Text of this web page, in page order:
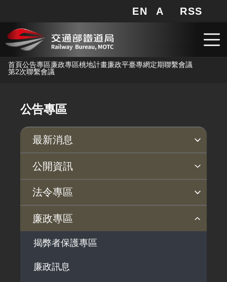
跳到主要內容
網站地圖
EN A 局長信箱
RSS
首頁公告專區廉政專區桃地計畫廉政平臺專網定期聯繫會議
第2次聯繫會議
公告專區
最新消息
新聞稿
公聽會
公告事項
公開資訊
主動公開政府資訊專區
法律及法規命令
解釋性規定及裁量基準
行政指導有關文書
個人資料保護專區
Open Data專區
出版品專區
雙語詞彙專區
生態檢核專區
用地取得行政透明專區
用地公告
用地法規
臺鐵局撥入資產債務基金專區
法令專區
法令查詢
解釋性規定及裁量基準
法令英譯徵集意見專區
訴願文件下載
相關實務判解
相關網站資源
廉政專區
揭弊者保護專區
廉政訊息